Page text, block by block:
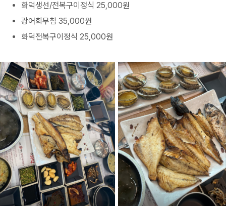
화덕생선/전복구이정식 25,000원
광어회무침 35,000원
화덕전복구이정식 25,000원